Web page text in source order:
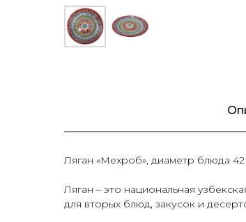
Ляган «Мехроб», диаметр блюда
Ляган – это национальная
для вторых блюд, закусок и